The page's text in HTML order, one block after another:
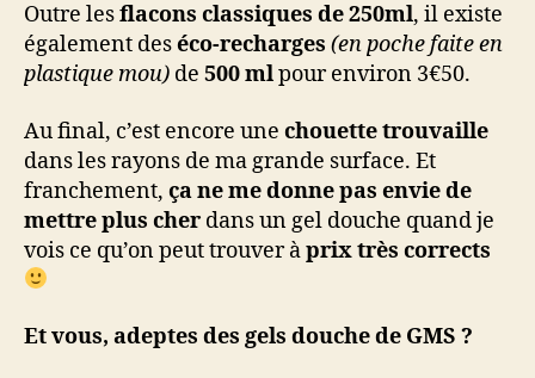
Outre lesflacons classiques de 250ml, il existe
également deséco-recharges (en poche faite en
plastique mou) de 500 mlpour environ 3€50.
Au final, c’est encore une chouette trouvaille
dans les rayons de ma grande surface. Et
franchement, ça ne me donne pas envie de
mettre plus cher dans un gel douche quand je
vois ce qu’on peut trouver àprix très corrects
Et vous, adeptes des gels douche de GMS ?